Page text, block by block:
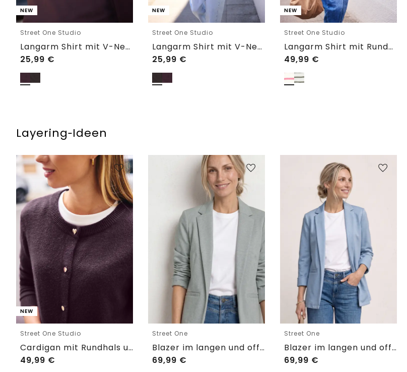
NEW
Street One Studio
Langarm Shirt mit V-Neck und Spitze
25,99 €
NEW
Street One Studio
Langarm Shirt mit V-Neck und Spitze
25,99 €
NEW
Street One Studio
Langarm Shirt mit Rundhals im Loose Fit
49,99 €
Layering‑Ideen
NEW
Street One Studio
Cardigan mit Rundhals und Knöpfen
49,99 €
Street One
Blazer im langen und offenen Schnitt
69,99 €
Street One
Blazer im langen und offenen Schnitt
69,99 €